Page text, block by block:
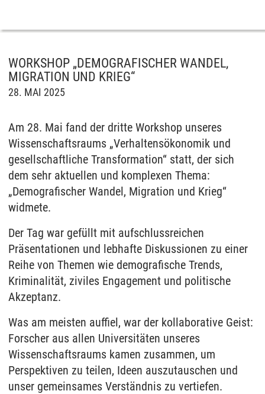
WORKSHOP „DEMOGRAFISCHER WANDEL,
MIGRATION UND KRIEG“
28. MAI 2025
Am 28. Mai fand der dritte Workshop unseres
Wissenschaftsraums „Verhaltensökonomik und
gesellschaftliche Transformation“ statt, der sich
dem sehr aktuellen und komplexen Thema:
„Demografischer Wandel, Migration und Krieg“
widmete.
Der Tag war gefüllt mit aufschlussreichen
Präsentationen und lebhafte Diskussionen zu einer
Reihe von Themen wie demografische Trends,
Kriminalität, ziviles Engagement und politische
Akzeptanz.
Was am meisten auffiel, war der kollaborative Geist:
Forscher aus allen Universitäten unseres
Wissenschaftsraums kamen zusammen, um
Perspektiven zu teilen, Ideen auszutauschen und
unser gemeinsames Verständnis zu vertiefen.